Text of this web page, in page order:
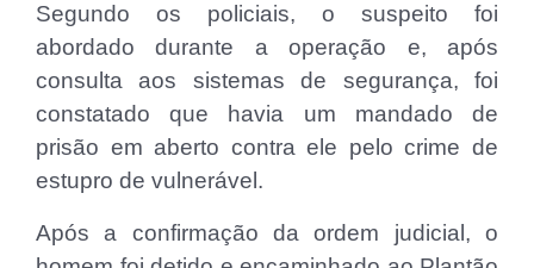
Segundo os policiais, o suspeito foi
abordado durante a operação e, após
consulta aos sistemas de segurança, foi
constatado que havia um mandado de
prisão em aberto contra ele pelo crime de
estupro de vulnerável.
Após a confirmação da ordem judicial, o